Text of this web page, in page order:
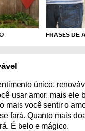
FRASES DE
único,
usar amor, mais ele
mais você sentir o
fará. Quanto mais
É belo e mágico.